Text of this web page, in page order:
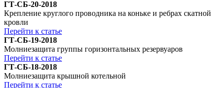
ГТ-СБ-20-2018
Крепление круглого проводника на коньке и ребрах скатной
кровли
Перейти к статье
ГТ-СБ-19-2018
Молниезащита группы горизонтальных резервуаров
Перейти к статье
ГТ-СБ-18-2018
Молниезащита крышной котельной
Перейти к статье